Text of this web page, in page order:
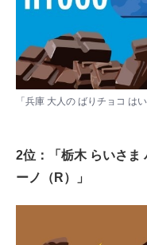
「兵庫 大人の ばりチョコ は
2位：「栃木 らいさま
ーノ（R）」